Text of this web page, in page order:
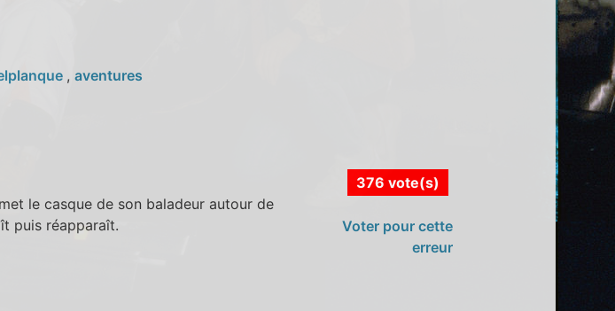
, aventures
le casque de son baladeur autour de
puis réapparaît.
376 vote(s)
Voter pour cette
erreur